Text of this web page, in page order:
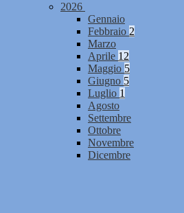
2026
Gennaio
Febbraio 2
Marzo
Aprile 12
Maggio 5
Giugno 5
Luglio 1
Agosto
Settembre
Ottobre
Novembre
Dicembre